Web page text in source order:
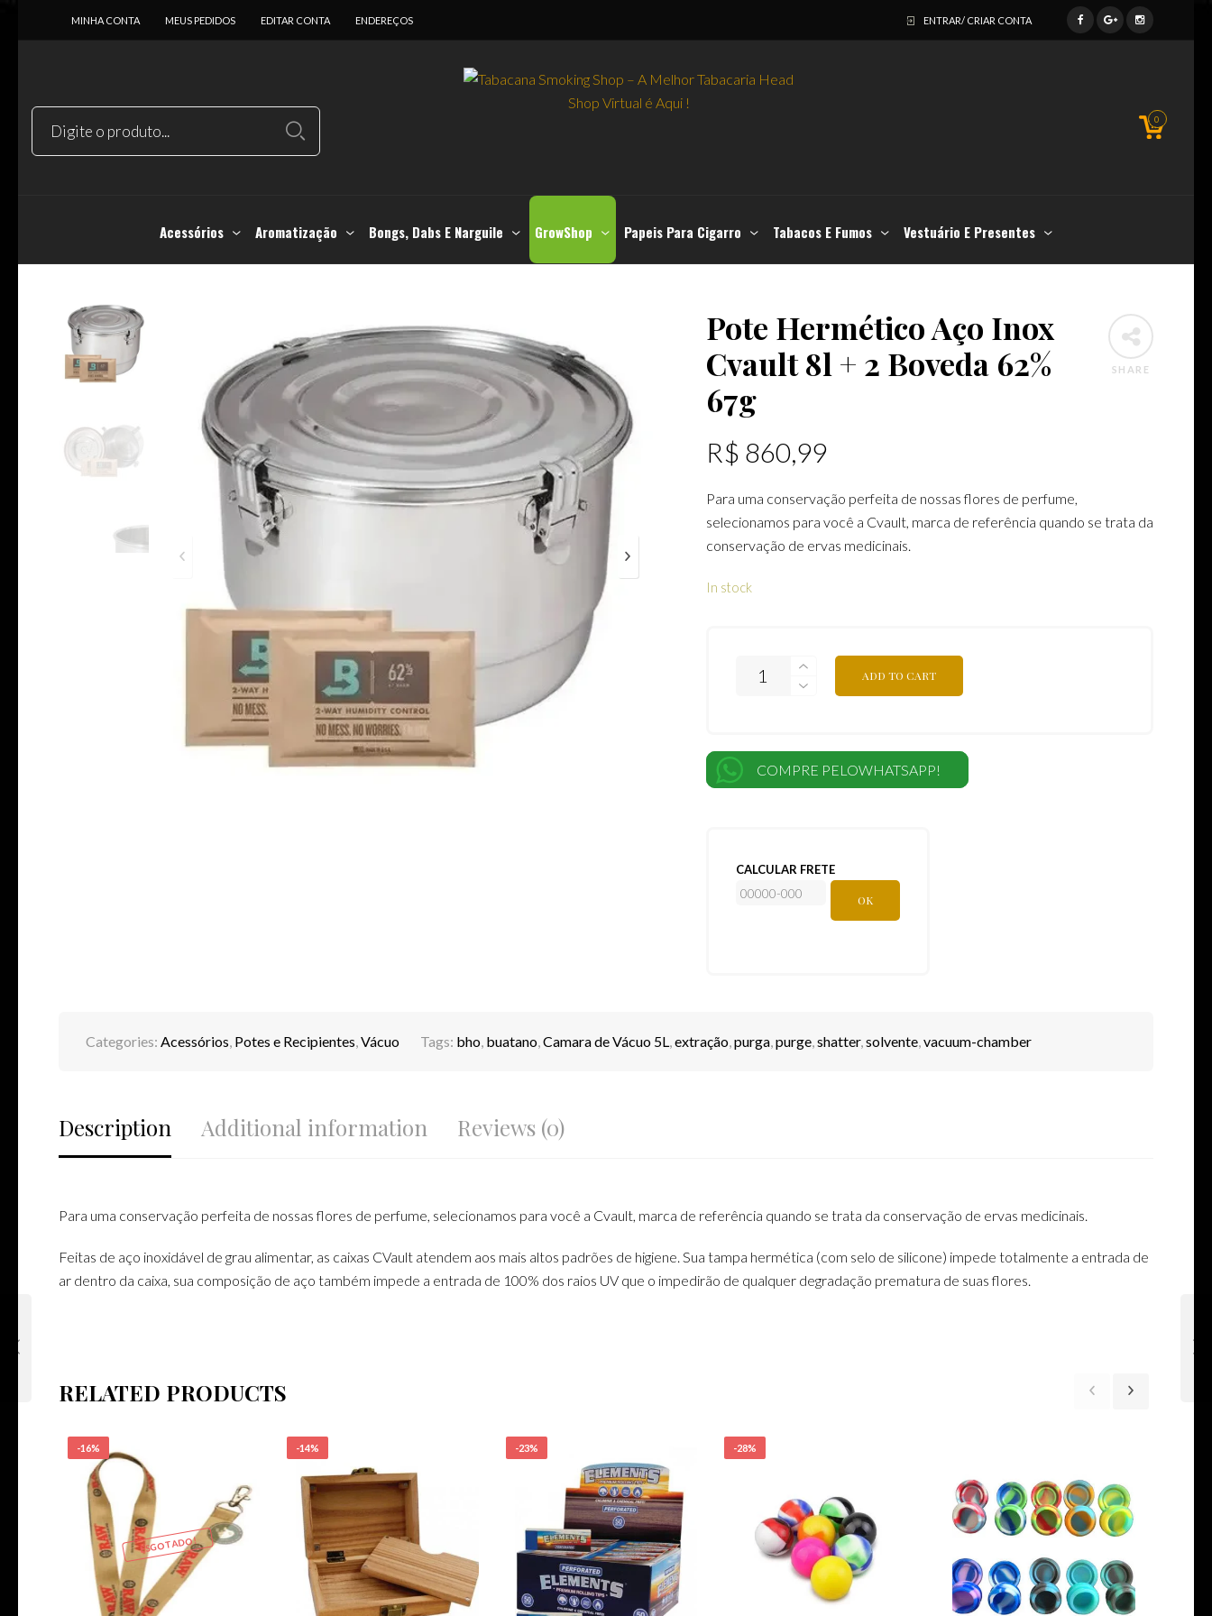
MINHA CONTA MEUS PEDIDOS EDITAR CONTA ENDEREÇOS ENTRAR/ CRIAR CONTA
0
Acessórios Aromatização Bongs, Dabs E Narguile GrowShop Papeis Para Cigarro Tabacos E Fumos Vestuário E Presentes
SHARE
Pote Hermético Aço Inox
Cvault 8l + 2 Boveda 62%
67g
R$ 860,99
Para uma conservação perfeita de nossas flores de perfume,
selecionamos para você a Cvault, marca de referência quando se trata da
conservação de ervas medicinais.
In stock
ADD TO CART
COMPRE PELOWHATSAPP!
CALCULAR FRETE
OK
Categories: Acessórios, Potes e Recipientes,Vácuo Tags: bho, buatano,Camara de Vácuo 5L,extração,purga,purge,shatter,solvente,vacuum-chamber
Description Additional information Reviews (0)
Para uma conservação perfeita de nossas flores de perfume, selecionamos para você a Cvault, marca de referência quando se trata da conservação de ervas medicinais.
Feitas de aço inoxidável de grau alimentar, as caixas CVault atendem aos mais altos padrões de higiene. Sua tampa hermética (com selo de silicone) impede totalmente a entrada de
ar dentro da caixa, sua composição de aço também impede a entrada de 100% dos raios UV que o impedirão de qualquer degradação prematura de suas flores.
RELATED PRODUCTS
-16%
ESGOTADO!
-14% -23% -28%